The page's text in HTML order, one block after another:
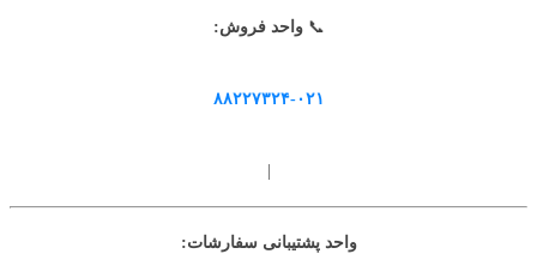
📞واحد فروش:
۸۸۲۲۷۳۲۴-۰۲۱
واحد پشتیبانی سفارشات: